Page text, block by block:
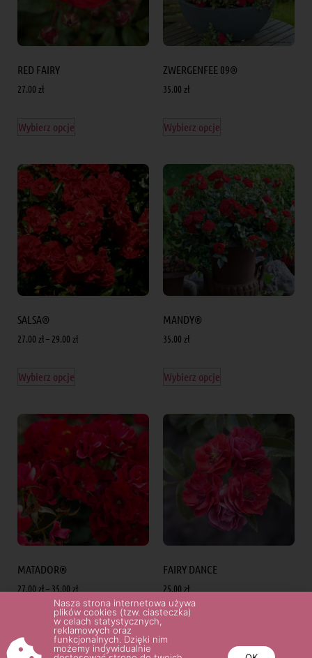
RED FAIRY
27.00 zł
Wybierz opcje
ZWERGENFEE 09®
35.00 zł
Wybierz opcje
SALSA®
27.00 zł– 29.00 zł
Wybierz opcje
MANDY®
35.00 zł
Wybierz opcje
MATADOR®
27.00 zł– 35.00 zł
Wybierz opcje
FAIRY DANCE
25.00 zł
Nasza strona internetowa używa
plików cookies (tzw. ciasteczka)
w celach statystycznych,
reklamowych oraz
funkcjonalnych. Dzięki nim
możemy indywidualnie